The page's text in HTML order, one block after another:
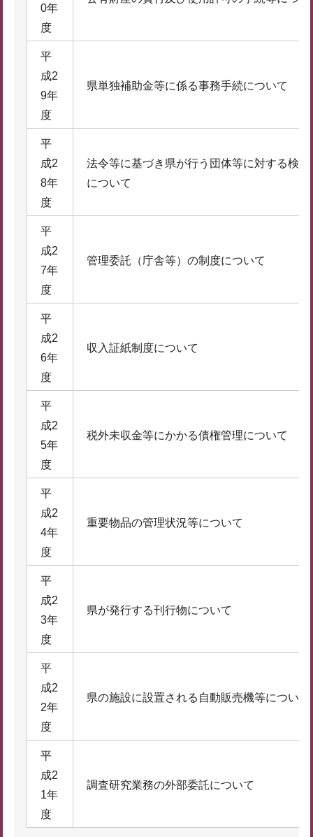
0年
度
平
成2
9年
度
県単独補助金等に係る事務手続について
平
成2
8年
度
法令等に基づき県が行う団体等に対する検査
について
平
成2
7年
度
管理委託（庁舎等）の制度について
平
成2
6年
度
収入証紙制度について
平
成2
5年
度
税外未収金等にかかる債権管理について
平
成2
4年
度
重要物品の管理状況等について
平
成2
3年
度
県が発行する刊行物について
平
成2
2年
度
県の施設に設置される自動販売機等について
平
成2
1年
度
調査研究業務の外部委託について